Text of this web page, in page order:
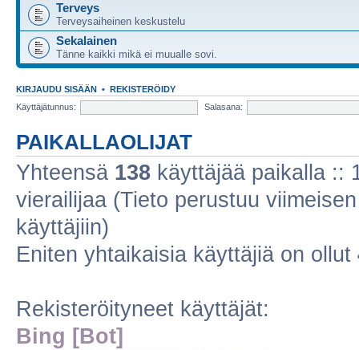
Terveys
Terveysaiheinen keskustelu
Sekalainen
Tänne kaikki mikä ei muualle sovi.
KIRJAUDU SISÄÄN • REKISTERÖIDY
Käyttäjätunnus:
Salasana:
PAIKALLAOLIJAT
Yhteensä 138 käyttäjää paikalla ::
vierailijaa (Tieto perustuu
käyttäjiin)
Eniten yhtaikaisia käyttäjiä on ollut
Rekisteröityneet käyttäjät:
Bing [Bot]